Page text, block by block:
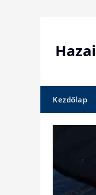
Kezdőlap